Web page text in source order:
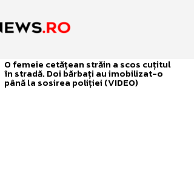
O femeie cetățean străin a scos cuțitul
în stradă. Doi bărbați au imobilizat-o
până la sosirea poliției (VIDEO)